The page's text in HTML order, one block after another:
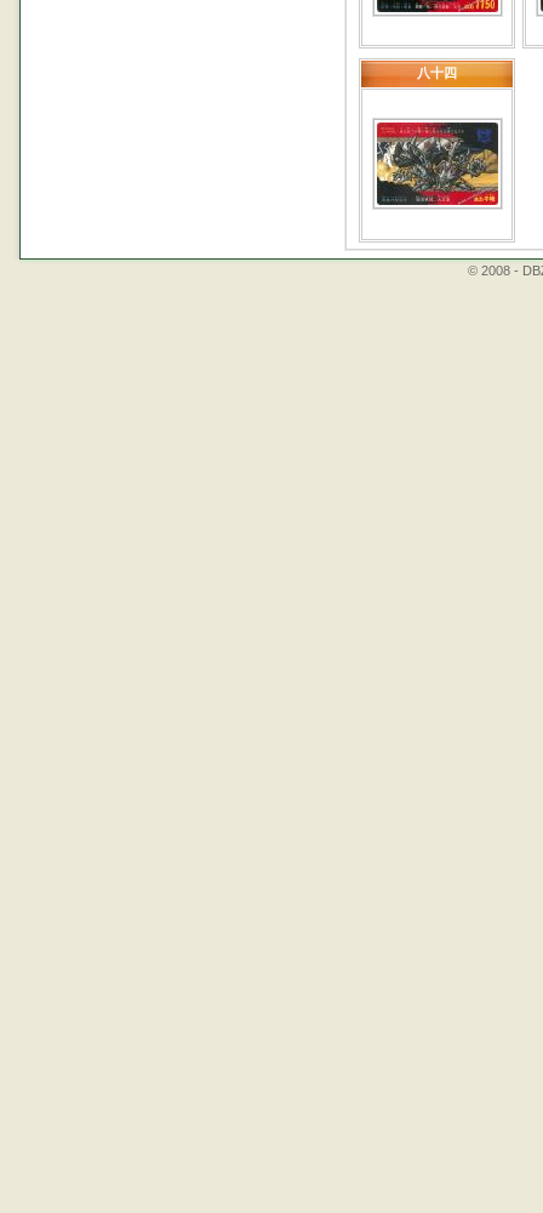
八十四
© 2008 -